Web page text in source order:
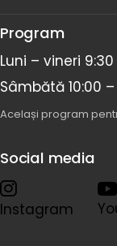
Program
Luni – vineri 9:30
Sâmbătă 10:00 –
Același program
Social media
Instagram